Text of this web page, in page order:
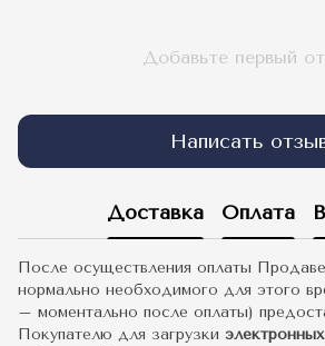
Добавьте первый
Написать
Доставка Оплата
После осуществления оплаты
нормально необходимого для этого
– моментально после оплаты)
Покупателю для загрузки